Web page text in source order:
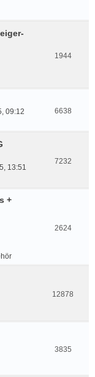
1944
09:12
6638
13:51
7232
+
2624
12878
3835